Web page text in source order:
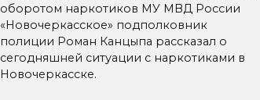
оборотом наркотиков МУ МВД России
«Новочеркасское» подполковник
полиции Роман Канцыпа рассказал о
сегодняшней ситуации с наркотиками в
Новочеркасске.